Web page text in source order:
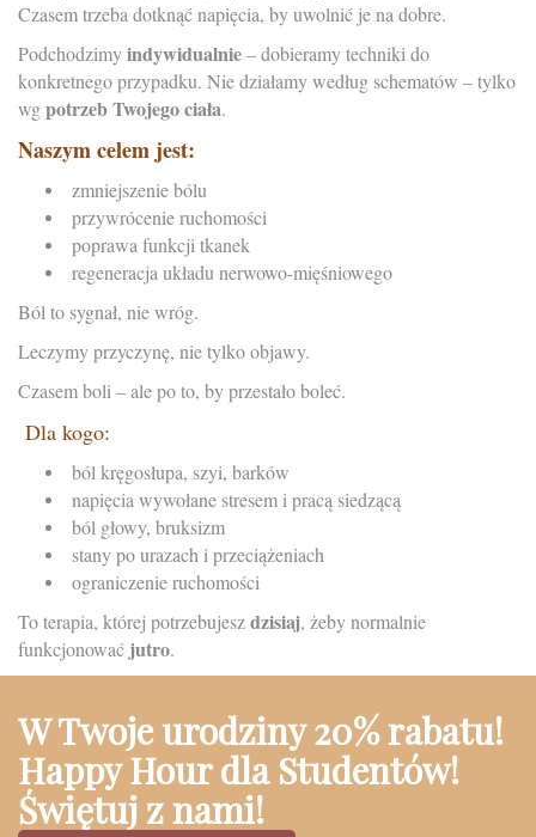
Czasem trzeba dotknąć napięcia, by uwolnić je na dobre.
Podchodzimyindywidualnie– dobieramy techniki do
konkretnego przypadku. Nie działamy według schematów – tylko
wgpotrzeb Twojego ciała.
Naszym celem jest:
zmniejszenie bólu
przywrócenie ruchomości
poprawa funkcji tkanek
regeneracja układu nerwowo-mięśniowego
Ból to sygnał, nie wróg.
Leczymy przyczynę, nie tylko objawy.
Czasem boli – ale po to, by przestało boleć.
Dla kogo:
ból kręgosłupa, szyi, barków
napięcia wywołane stresem i pracą siedzącą
ból głowy, bruksizm
stany po urazach i przeciążeniach
ograniczenie ruchomości
To terapia, której potrzebujeszdzisiaj, żeby normalnie
funkcjonować jutro.
W Twoje urodziny 20% rabatu!
Happy Hour dla Studentów!
Świętuj z nami!